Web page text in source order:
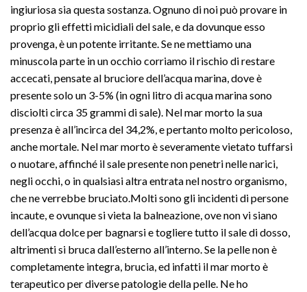
ingiuriosa sia questa sostanza. Ognuno di noi può provare in
proprio gli effetti micidiali del sale, e da dovunque esso
provenga, è un potente irritante. Se ne mettiamo una
minuscola parte in un occhio corriamo il rischio di restare
accecati, pensate al bruciore dell’acqua marina, dove è
presente solo un 3-5% (in ogni litro di acqua marina sono
disciolti circa 35 grammi di sale). Nel mar morto la sua
presenza è all’incirca del 34,2%, e pertanto molto pericoloso,
anche mortale. Nel mar morto è severamente vietato tuffarsi
o nuotare, affinché il sale presente non penetri nelle narici,
negli occhi, o in qualsiasi altra entrata nel nostro organismo,
che ne verrebbe bruciato.Molti sono gli incidenti di persone
incaute, e ovunque si vieta la balneazione, ove non vi siano
dell’acqua dolce per bagnarsi e togliere tutto il sale di dosso,
altrimenti si bruca dall’esterno all’interno. Se la pelle non è
completamente integra, brucia, ed infatti il mar morto è
terapeutico per diverse patologie della pelle. Ne ho